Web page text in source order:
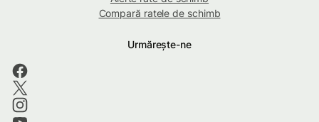
Compară ratele de schimb
Urmărește-ne